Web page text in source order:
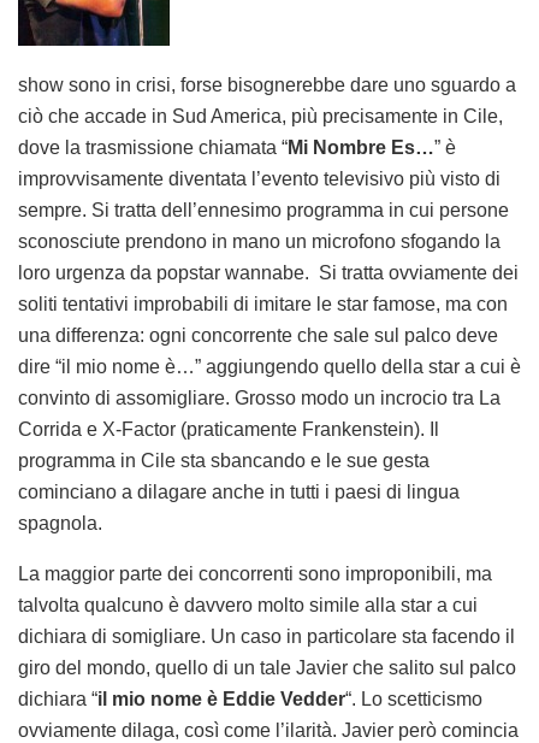
show sono in crisi, forse bisognerebbe dare uno sguardo a
ciò che accade in Sud America, più precisamente in Cile,
dove la trasmissione chiamata “Mi Nombre Es…” è
improvvisamente diventata l’evento televisivo più visto di
sempre. Si tratta dell’ennesimo programma in cui persone
sconosciute prendono in mano un microfono sfogando la
loro urgenza da popstar wannabe. Si tratta ovviamente dei
soliti tentativi improbabili di imitare le star famose, ma con
una differenza: ogni concorrente che sale sul palco deve
dire “il mio nome è…” aggiungendo quello della star a cui è
convinto di assomigliare. Grosso modo un incrocio tra La
Corrida e X-Factor (praticamente Frankenstein). Il
programma in Cile sta sbancando e le sue gesta
cominciano a dilagare anche in tutti i paesi di lingua
spagnola.
La maggior parte dei concorrenti sono improponibili, ma
talvolta qualcuno è davvero molto simile alla star a cui
dichiara di somigliare. Un caso in particolare sta facendo il
giro del mondo, quello di un tale Javier che salito sul palco
dichiara “il mio nome è Eddie Vedder“. Lo scetticismo
ovviamente dilaga, così come l’ilarità. Javier però comincia